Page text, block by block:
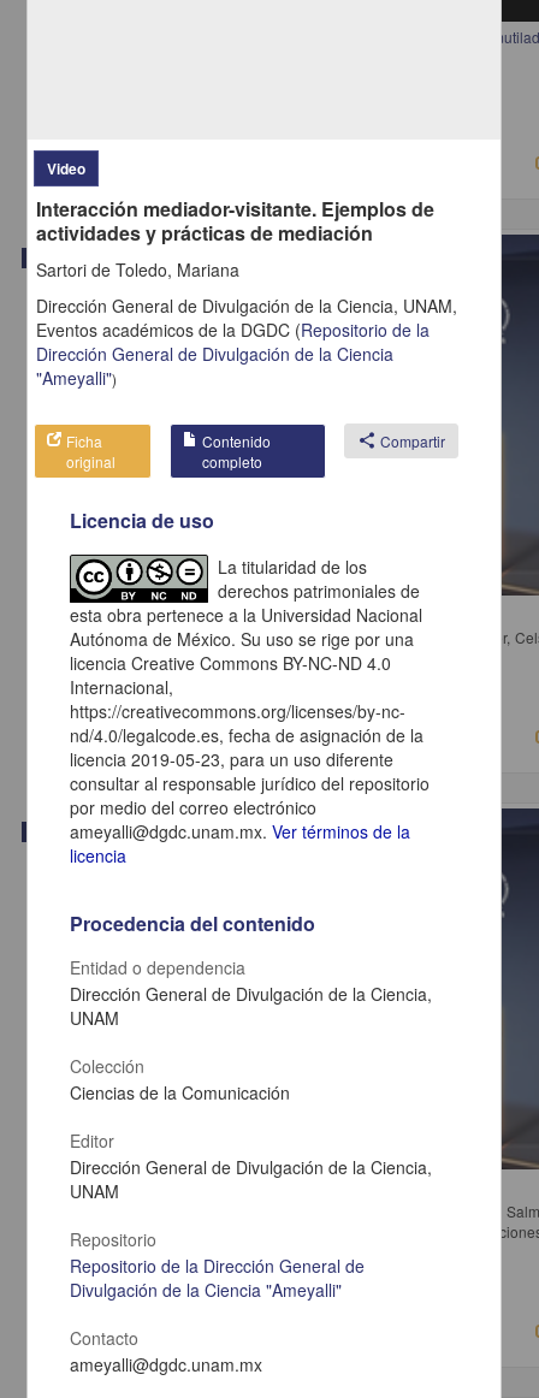
16ª sesión del Seminario Diversidades "Migrantes centroamericanos
Mesa 4. Democracia en la era de la globalización y del capitalismo
Yturbe Calvo, Corina; Bodei, Remo; Cordera Campos, Rolando; Lafer,
Michelangelo - Instituto de Investigaciones Jurídicas, UNAM
2018-05-17
Ciencias Sociales y Económicas
Mesa 2. Regresiones del estado constitucional
Pallante, Francesco; Rivera Castro, Faviola; Salazar Ugarte, Pedro;
María de Guadalupe; Bovero, Michelangelo - Instituto de
UNAM
2018-05-16
Ciencias Sociales y Económicas
Video
Interacción mediador-visitante. Ejemplos de
actividades y prácticas de mediación
Sartori de Toledo, Mariana
Dirección General de Divulgación de la Ciencia, UNAM,
Eventos académicos de la DGDC (Repositorio de la
Dirección General de Divulgación de la Ciencia
"Ameyalli")
Ficha
original
Contenido
completo
share Compartir
Licencia de uso
La titularidad de los
derechos patrimoniales de
esta obra pertenece a la Universidad Nacional
Autónoma de México. Su uso se rige por una
licencia Creative Commons BY-NC-ND 4.0
Internacional,
https://creativecommons.org/licenses/by-nc-
nd/4.0/legalcode.es, fecha de asignación de la
licencia 2019-05-23, para un uso diferente
consultar al responsable jurídico del repositorio
por medio del correo electrónico
ameyalli@dgdc.unam.mx.Ver términos de la
licencia
Procedencia del contenido
Entidad o dependencia
Dirección General de Divulgación de la Ciencia,
UNAM
Colección
Ciencias de la Comunicación
Editor
Dirección General de Divulgación de la Ciencia,
UNAM
Repositorio
Repositorio de la Dirección General de
Divulgación de la Ciencia "Ameyalli"
Contacto
ameyalli@dgdc.unam.mx